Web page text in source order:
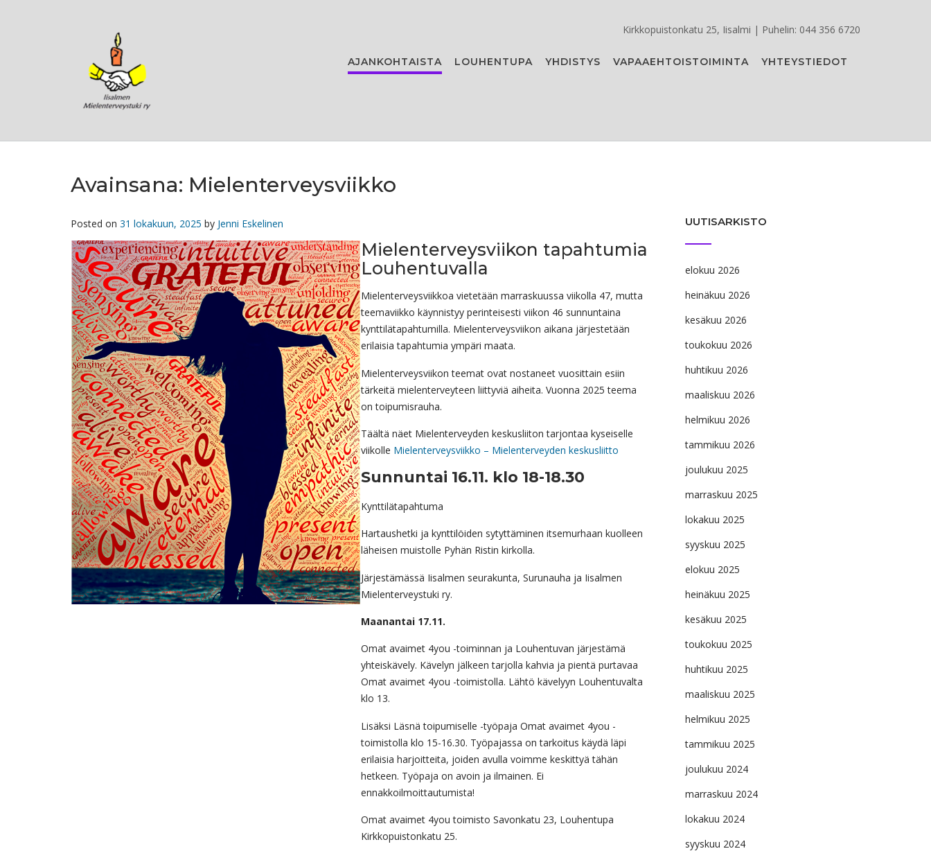
Kirkkopuistonkatu 25, Iisalmi | Puhelin: 044 356 6720
AJANKOHTAISTA LOUHENTUPA YHDISTYS VAPAAEHTOISTOIMINTA YHTEYSTIEDOT
Avainsana: Mielenterveysviikko
Posted on 31 lokakuun, 2025 by Jenni Eskelinen
Mielenterveysviikon tapahtumia
Louhentuvalla
Mielenterveysviikkoa vietetään marraskuussa viikolla 47, mutta
teemaviikko käynnistyy perinteisesti viikon 46 sunnuntaina
kynttilätapahtumilla. Mielenterveysviikon aikana järjestetään
erilaisia tapahtumia ympäri maata.
Mielenterveysviikon teemat ovat nostaneet vuosittain esiin
tärkeitä mielenterveyteen liittyviä aiheita. Vuonna 2025 teema
on toipumisrauha.
Täältä näet Mielenterveyden keskusliiton tarjontaa kyseiselle
viikolle Mielenterveysviikko – Mielenterveyden keskusliitto
Sunnuntai 16.11. klo 18-18.30
Kynttilätapahtuma
Hartaushetki ja kynttilöiden sytyttäminen itsemurhaan kuolleen
läheisen muistolle Pyhän Ristin kirkolla.
Järjestämässä Iisalmen seurakunta, Surunauha ja Iisalmen
Mielenterveystuki ry.
Maanantai 17.11.
Omat avaimet 4you -toiminnan ja Louhentuvan järjestämä
yhteiskävely. Kävelyn jälkeen tarjolla kahvia ja pientä purtavaa
Omat avaimet 4you -toimistolla. Lähtö kävelyyn Louhentuvalta
klo 13.
Lisäksi Läsnä toipumiselle -työpaja Omat avaimet 4you -
toimistolla klo 15-16.30. Työpajassa on tarkoitus käydä läpi
erilaisia harjoitteita, joiden avulla voimme keskittyä tähän
hetkeen. Työpaja on avoin ja ilmainen. Ei
ennakkoilmoittautumista!
Omat avaimet 4you toimisto Savonkatu 23, Louhentupa
Kirkkopuistonkatu 25.
UUTISARKISTO
elokuu 2026
heinäkuu 2026
kesäkuu 2026
toukokuu 2026
huhtikuu 2026
maaliskuu 2026
helmikuu 2026
tammikuu 2026
joulukuu 2025
marraskuu 2025
lokakuu 2025
syyskuu 2025
elokuu 2025
heinäkuu 2025
kesäkuu 2025
toukokuu 2025
huhtikuu 2025
maaliskuu 2025
helmikuu 2025
tammikuu 2025
joulukuu 2024
marraskuu 2024
lokakuu 2024
syyskuu 2024